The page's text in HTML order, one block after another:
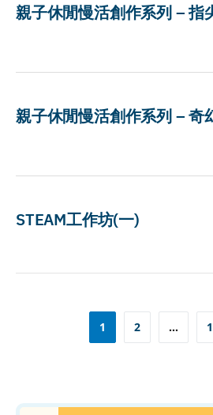
親子休閒慢活創作系列 – 指
親子休閒慢活創作系列 – 奇
STEAM工作坊(一)
pagination
1 2 …